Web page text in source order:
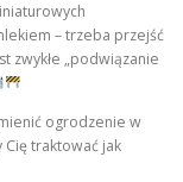
– trzeba przejść
zwykłe „podwiązanie
ogrodzenie w
traktować jak